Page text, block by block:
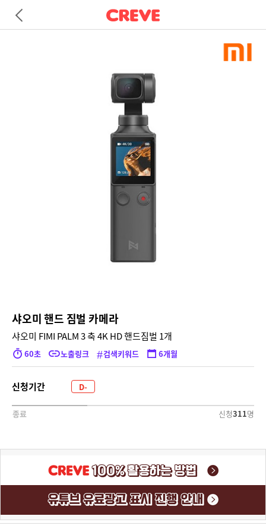
샤오미 핸드 짐벌 카메라
샤오미 FIMI PALM 3 축 4K HD 핸드짐벌 1개
60초 노출링크 #검색키워드 6개월
신청기간
D-
종료
명
311
신청